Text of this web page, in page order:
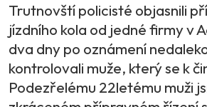
Trutnovští policisté objasnili
jízdního kola od jedné firmy v
dva dny po oznámení
kontrolovali muže, který se k
Podezřelému 22letému muži